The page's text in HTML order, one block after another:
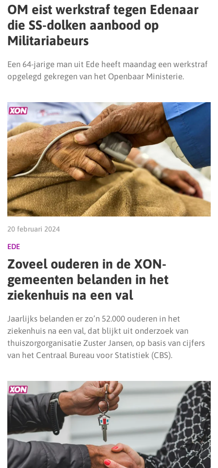
OM eist werkstraf tegen Edenaar
die SS-dolken aanbood op
Militariabeurs
Een 64-jarige man uit Ede heeft maandag een werkstraf
opgelegd gekregen van het Openbaar Ministerie.
20 februari 2024
EDE
Zoveel ouderen in de XON-
gemeenten belanden in het
ziekenhuis na een val
Jaarlijks belanden er zo’n 52.000 ouderen in het
ziekenhuis na een val, dat blijkt uit onderzoek van
thuiszorgorganisatie Zuster Jansen, op basis van cijfers
van het Centraal Bureau voor Statistiek (CBS).